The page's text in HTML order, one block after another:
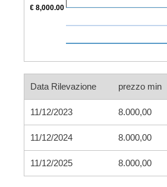
€ 8,000.00
Data Rilevazione prezzo min
11/12/2023 8.000,00
11/12/2024 8.000,00
11/12/2025 8.000,00